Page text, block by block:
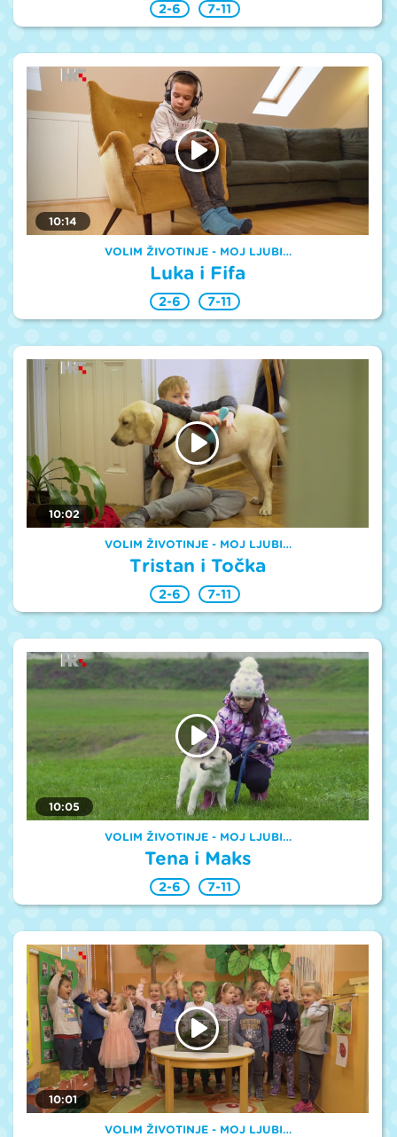
2-6 7-11
10:14
VOLIM ŽIVOTINJE - MOJ LJUBI…
Luka i Fifa
2-6 7-11
10:02
VOLIM ŽIVOTINJE - MOJ LJUBI…
Tristan i Točka
2-6 7-11
10:05
VOLIM ŽIVOTINJE - MOJ LJUBI…
Tena i Maks
2-6 7-11
10:01
VOLIM ŽIVOTINJE - MOJ LJUBI…